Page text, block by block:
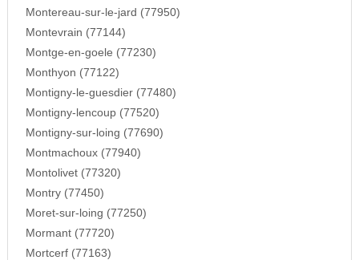
Montereau-sur-le-jard (77950)
Montevrain (77144)
Montge-en-goele (77230)
Monthyon (77122)
Montigny-le-guesdier (77480)
Montigny-lencoup (77520)
Montigny-sur-loing (77690)
Montmachoux (77940)
Montolivet (77320)
Montry (77450)
Moret-sur-loing (77250)
Mormant (77720)
Mortcerf (77163)